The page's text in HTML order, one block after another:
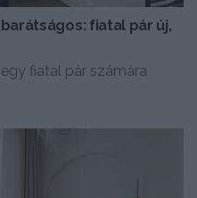
fiatal pár új,
fiatal pár számára